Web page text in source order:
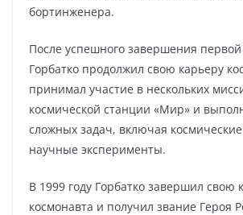
бортинженера.
После успешного завершения
Горбатко продолжил свою карьеру
принимал участие в нескольких
космической станции «Мир» и
сложных задач, включая
научные эксперименты.
В 1999 году Горбатко завершил свою
космонавта и получил звание Героя